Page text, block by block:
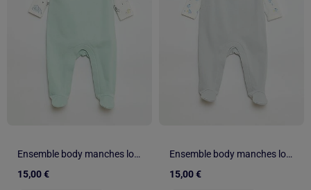
Ensemble body manches longues + salopette avec pieds
15,00 €
Ensemble body manches longues + salopette avec pieds
15,00 €